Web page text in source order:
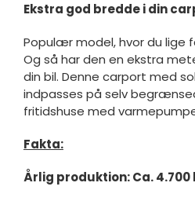
Ekstra god bredde i din
Populær model, hvor du lige
Og så har den en ekstra
din bil. Denne carport med
indpasses på selv
fritidshuse med
Fakta:
Årlig produktion: Ca. 4.700